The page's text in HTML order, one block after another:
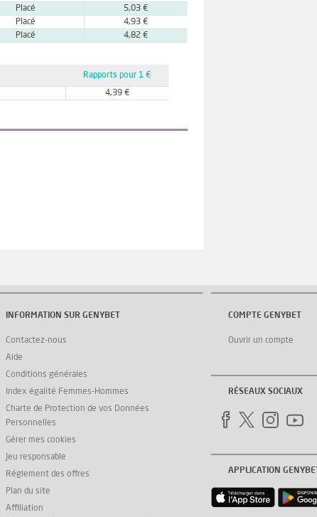
Placé
5,03 €
Placé
4,93 €
Placé 4,82 €
Rapports pour 1 €
4,39 €
INFORMATION SUR GENYBET
Contactez-nous
Aide
Conditions générales
Index égalité Femmes-Hommes
Charte de Protection de vos Données
Personnelles
Gérer mes cookies
Jeu responsable
Réglement des offres
Plan du site
Affiliation
COMPTE GENYBET
Ouvrir un compte
RÉSEAUX SOCIAUX
APPLICATION GENYBET